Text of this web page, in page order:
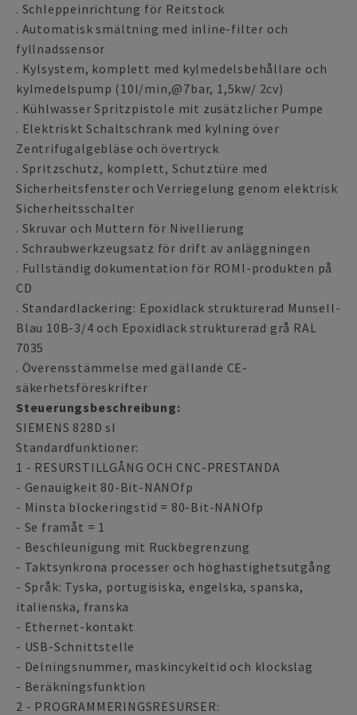
. Schleppeinrichtung för Reitstock
. Automatisk smältning med inline-filter och
fyllnadssensor
. Kylsystem, komplett med kylmedelsbehållare och
kylmedelspump (10l/min,@7bar, 1,5kw/ 2cv)
. Kühlwasser Spritzpistole mit zusätzlicher Pumpe
. Elektriskt Schaltschrank med kylning över
Zentrifugalgebläse och övertryck
. Spritzschutz, komplett, Schutztüre med
Sicherheitsfenster och Verriegelung genom elektrisk
Sicherheitsschalter
. Skruvar och Muttern för Nivellierung
. Schraubwerkzeugsatz för drift av anläggningen
. Fullständig dokumentation för ROMI-produkten på
CD
. Standardlackering: Epoxidlack strukturerad Munsell-
Blau 10B-3/4 och Epoxidlack strukturerad grå RAL
7035
. Överensstämmelse med gällande CE-
säkerhetsföreskrifter
Steuerungsbeschreibung:
SIEMENS 828D sl
Standardfunktioner:
1 - RESURSTILLGÅNG OCH CNC-PRESTANDA
- Genauigkeit 80-Bit-NANOfp
- Minsta blockeringstid = 80-Bit-NANOfp
- Se framåt = 1
- Beschleunigung mit Ruckbegrenzung
- Taktsynkrona processer och höghastighetsutgång
- Språk: Tyska, portugisiska, engelska, spanska,
italienska, franska
- Ethernet-kontakt
- USB-Schnittstelle
- Delningsnummer, maskincykeltid och klockslag
- Beräkningsfunktion
2 - PROGRAMMERINGSRESURSER: